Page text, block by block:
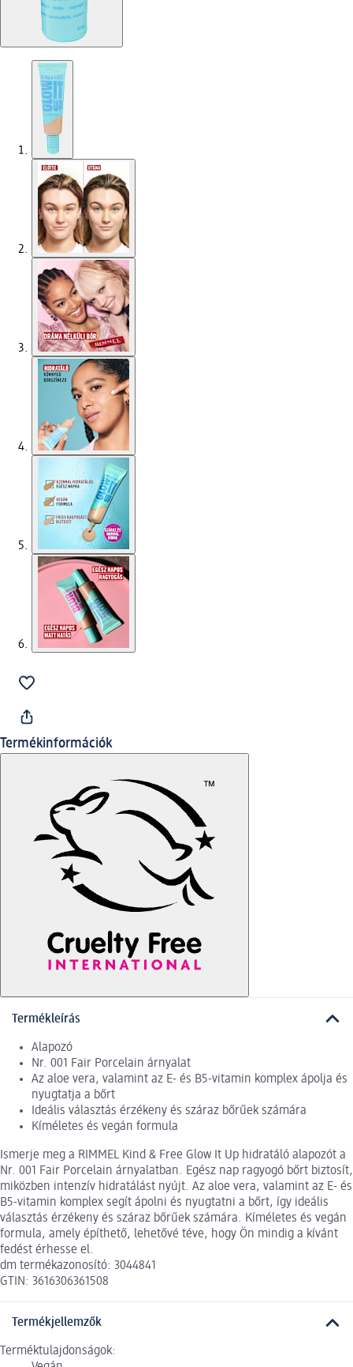
Termékinformációk
Termékleírás
Alapozó
Nr. 001 Fair Porcelain árnyalat
Az aloe vera, valamint az E- és B5-vitamin komplex ápolja és
nyugtatja a bőrt
Ideális választás érzékeny és száraz bőrűek számára
Kíméletes és vegán formula
Ismerje meg a RIMMEL Kind & Free Glow It Up hidratáló alapozót a
Nr. 001 Fair Porcelain árnyalatban. Egész nap ragyogó bőrt biztosít,
miközben intenzív hidratálást nyújt. Az aloe vera, valamint az E- és
B5-vitamin komplex segít ápolni és nyugtatni a bőrt, így ideális
választás érzékeny és száraz bőrűek számára. Kíméletes és vegán
formula, amely építhető, lehetővé téve, hogy Ön mindig a kívánt
fedést érhesse el.
dm termékazonosító: 3044841
GTIN: 3616306361508
Termékjellemzők
Terméktulajdonságok: